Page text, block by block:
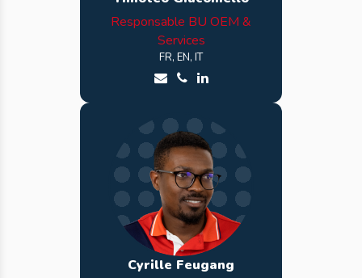
Responsable BU OEM &
Services
FR, EN, IT
Envoyer un email à Timoteo
Appeler Timoteo
Voir le profil LinkedIn de
Cyrille Feugang